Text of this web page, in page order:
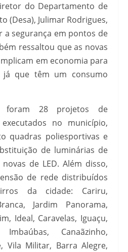
do Departamento de
(Desa), Julimar Rodrigues,
a segurança em pontos de
ressaltou que as novas
em economia para
já que têm um consumo
foram 28 projetos de
no município,
quadras poliesportivas e
de luminárias de
de LED. Além disso,
de rede distribuídos
da cidade: Cariru,
Jardim Panorama,
Ideal, Caravelas, Iguaçu,
Canaãzinho,
Vila Militar, Barra Alegre,